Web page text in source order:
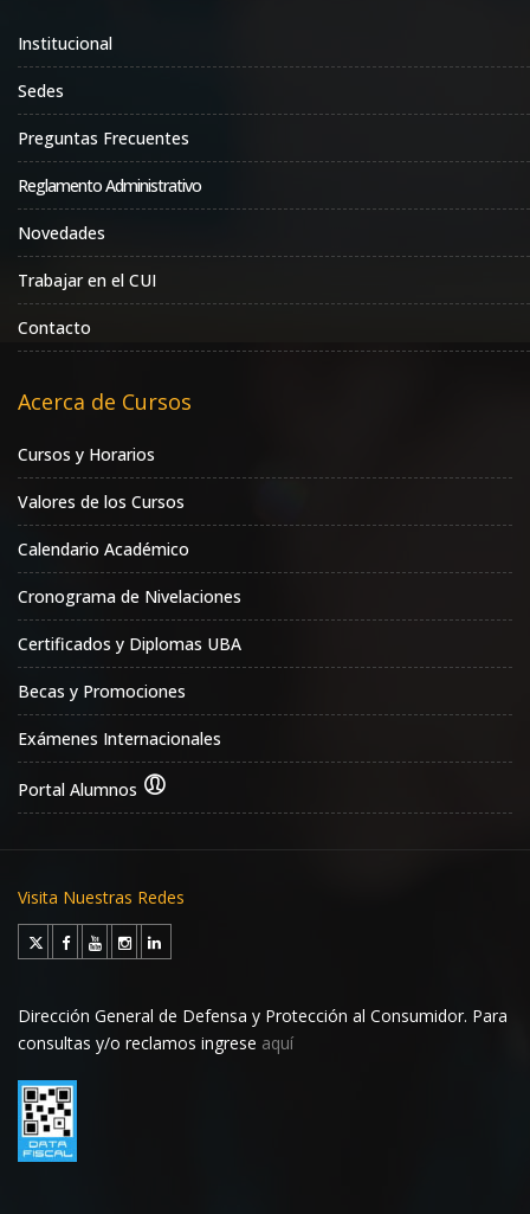
Institucional
Sedes
Preguntas Frecuentes
Reglamento Administrativo
Novedades
Trabajar en el CUI
Contacto
Acerca de Cursos
Cursos y Horarios
Valores de los Cursos
Calendario Académico
Cronograma de Nivelaciones
Certificados y Diplomas UBA
Becas y Promociones
Exámenes Internacionales
Portal Alumnos
Visita Nuestras Redes
Dirección General de Defensa y Protección al Consumidor. Para
consultas y/o reclamos ingrese aquí